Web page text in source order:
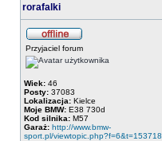
rorafalki
Przyjaciel forum
Wiek: 46
Posty: 37083
Lokalizacja: Kielce
Moje BMW: E38 730d
Kod silnika: M57
Garaż: http://www.bmw-
sport.pl/viewtopic.php?f=6&t=153718